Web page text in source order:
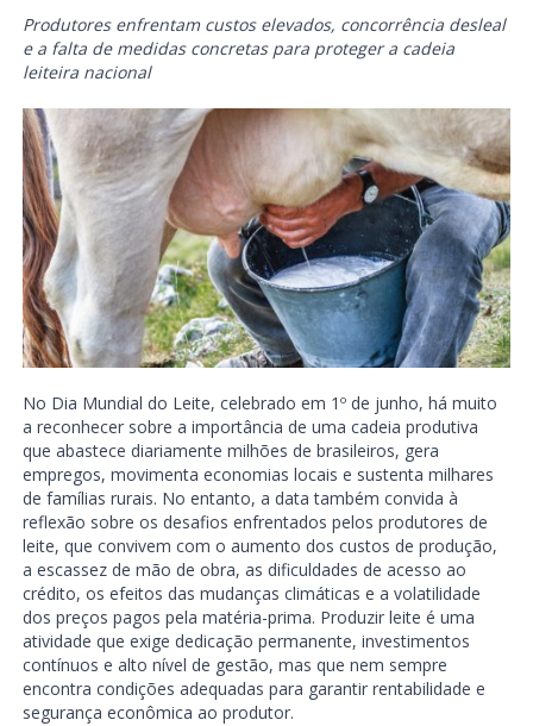
Produtores enfrentam custos elevados, concorrência desleal
e a falta de medidas concretas para proteger a cadeia
leiteira nacional
No Dia Mundial do Leite, celebrado em 1º de junho, há muito
a reconhecer sobre a importância de uma cadeia produtiva
que abastece diariamente milhões de brasileiros, gera
empregos, movimenta economias locais e sustenta milhares
de famílias rurais. No entanto, a data também convida à
reflexão sobre os desafios enfrentados pelos produtores de
leite, que convivem com o aumento dos custos de produção,
a escassez de mão de obra, as dificuldades de acesso ao
crédito, os efeitos das mudanças climáticas e a volatilidade
dos preços pagos pela matéria-prima. Produzir leite é uma
atividade que exige dedicação permanente, investimentos
contínuos e alto nível de gestão, mas que nem sempre
encontra condições adequadas para garantir rentabilidade e
segurança econômica ao produtor.